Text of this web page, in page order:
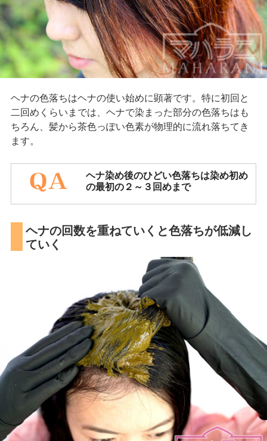
ヘナの色落ちはヘナの使い始めに顕著です。特に初回と
二回めくらいまでは、ヘナで染まった部分の色落ちはも
ちろん、髪から茶色っぽい色素が物理的に流れ落ちてき
ます。
ヘナ染め後のひどい色落ちは染め初め
の最初の２～３回めまで
ヘナの回数を重ねていくと色落ちが低減し
ていく